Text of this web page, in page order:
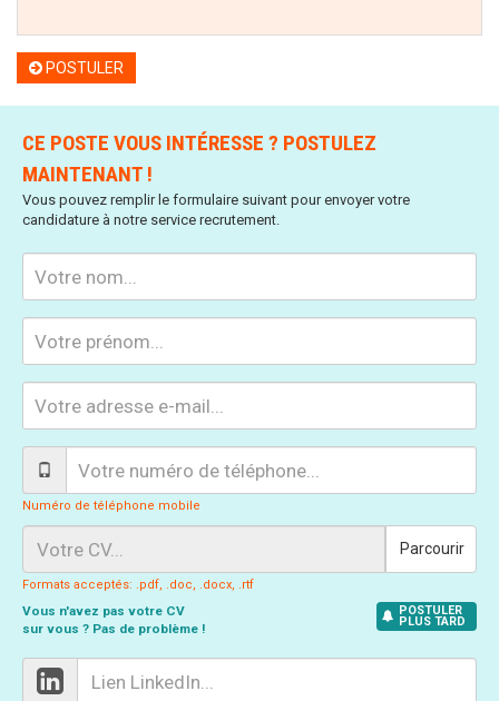
POSTULER
CE POSTE VOUS INTÉRESSE ? POSTULEZ
MAINTENANT !
Vous pouvez remplir le formulaire suivant pour envoyer votre
candidature à notre service recrutement.
Numéro de téléphone mobile
Parcourir
Formats acceptés: .pdf, .doc, .docx, .rtf
Vous n'avez pas votre CV
sur vous ? Pas de problème !
POSTULER
PLUS TARD